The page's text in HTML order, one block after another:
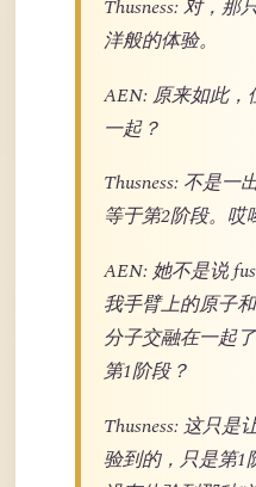
Thusness: 对，
洋般的体验。
AEN: 原来如此
一起？
Thusness: 不是一
等于第2阶段。哎
AEN: 她不是说
我手臂上的原子
分子交融在一起
第1阶段？
Thusness: 这只
验到的，只是第